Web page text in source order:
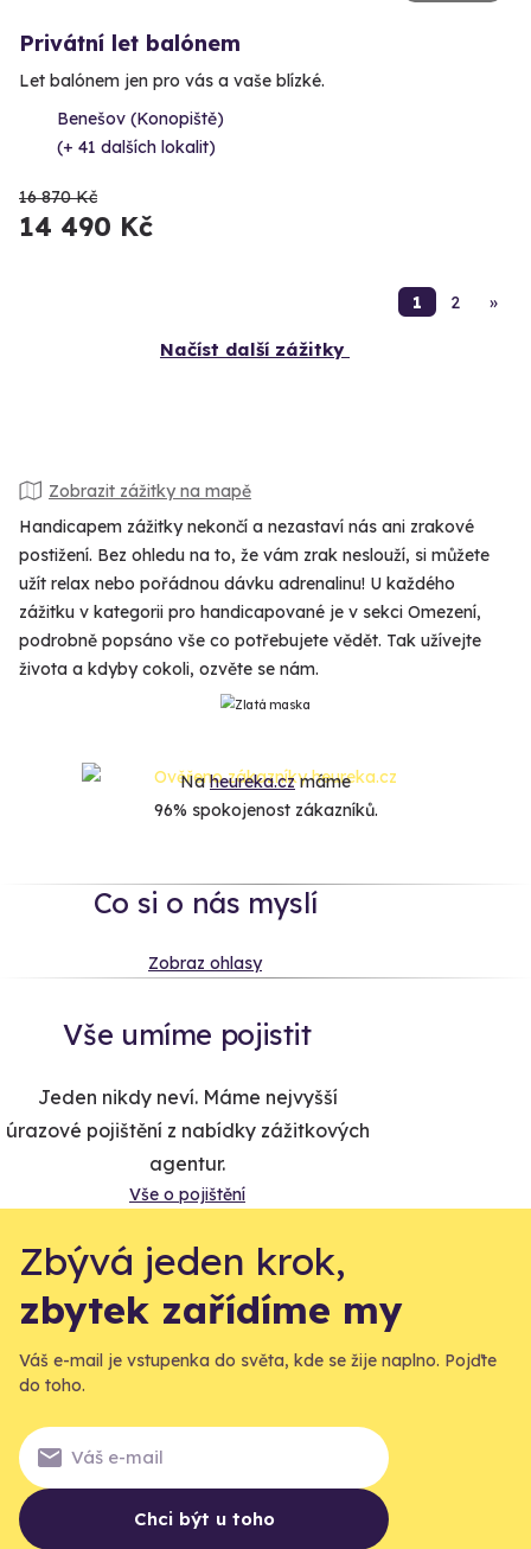
Privátní let balónem
Let balónem jen pro vás a vaše blízké.
Benešov (Konopiště)
(+ 41 dalších lokalit)
16 870 Kč
14 490 Kč
1 2 »
Načíst další zážitky
Zobrazit zážitky na mapě
Handicapem zážitky nekončí a nezastaví nás ani zrakové
postižení. Bez ohledu na to, že vám zrak neslouží, si můžete
užít relax nebo pořádnou dávku adrenalinu! U každého
zážitku v kategorii pro handicapované je v sekci Omezení,
podrobně popsáno vše co potřebujete vědět. Tak užívejte
života a kdyby cokoli, ozvěte se nám.
Naheureka.czmáme
96% spokojenost zákazníků.
Co si o nás myslí
Zobraz ohlasy
Vše umíme pojistit
Jeden nikdy neví. Máme nejvyšší
úrazové pojištění z nabídky zážitkových
agentur.
Vše o pojištění
Zbývá jeden krok,
zbytek zařídíme my
Váš e-mail je vstupenka do světa, kde se žije naplno. Pojďte
do toho.
Chci být u toho